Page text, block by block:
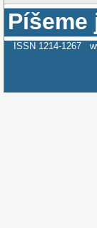
Píšeme
ISSN 1214-1267